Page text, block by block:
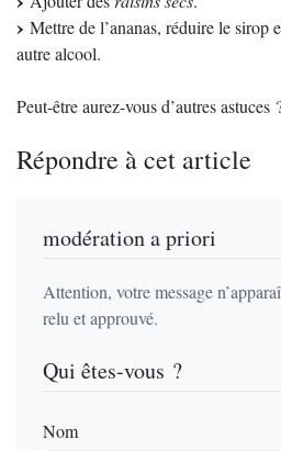
Mettre de l’ananas, réduire le sirop
autre alcool.
Peut-être aurez-vous d’autres astuces
Répondre à cet article
modération a priori
Attention, votre message
relu et approuvé.
Qui êtes-vous ?
Nom